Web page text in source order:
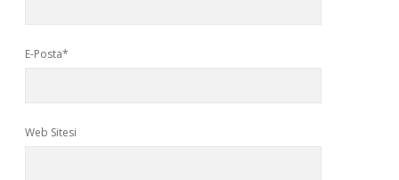
E-Posta*
Web Sitesi